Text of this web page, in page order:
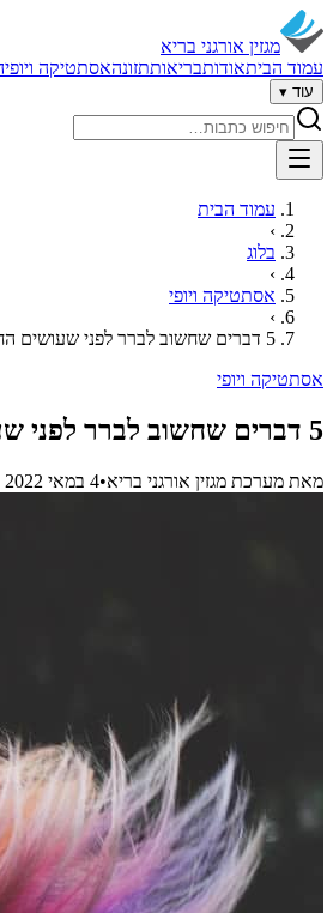
מגזין אורגני בריא
עמוד הביתאודותבריאותתזונהאסתטיקה ויופי
עוד ▾
חיפוש באתר
עמוד הבית
›
בלוג
›
אסתטיקה ויופי
›
5 דברים שחשוב לברר לפני שעושים החלקת שיער אורגנית
אסתטיקה ויופי
5 דברים שחשוב לברר לפני שעושים החלקת שיער אורגנית
מאת מערכת מגזין אורגני בריא•4 במאי 2022